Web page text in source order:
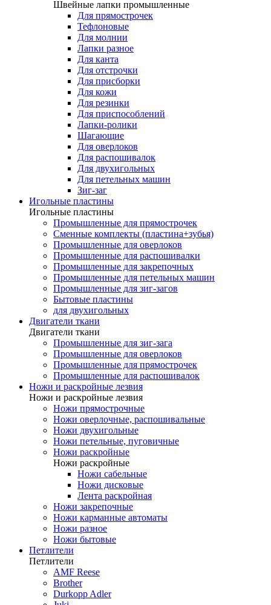
Швейные лапки промышленные
Для прямострочек
Тефлоновые
Для молнии
Лапки разное
Для канта
Для отстрочки
Для присборки
Для кожи
Для резинки
Для приспособлений
Лапки-ролики
Шагающие
Для оверлоков
Для распошивалок
Для двухигольных
Для петельных машин
Зиг-заг
Игольные пластины
Игольные пластины
Промышленные для прямострочек
Сменные комплекты (пластина+зубья)
Промышленные для оверлоков
Промышленные для распошивалки
Промышленные для закрепочных
Промышленные для петельных машин
Промышленные для зиг-загов
Бытовые пластины
для двухигольных
Двигатели ткани
Двигатели ткани
Промышленные для зиг-зага
Промышленные для оверлоков
Промышленные для прямострочек
Промышленные для распошивалок
Ножи и раскройные лезвия
Ножи и раскройные лезвия
Ножи прямострочные
Ножи оверлочные, распошивальные
Ножи двухигольные
Ножи петельные, пуговичные
Ножи раскройные
Ножи раскройные
Ножи сабельные
Ножи дисковые
Лента раскройная
Ножи закрепочные
Ножи карманные автоматы
Ножи разное
Ножи бытовые
Петлители
Петлители
AMF Reese
Brother
Durkopp Adler